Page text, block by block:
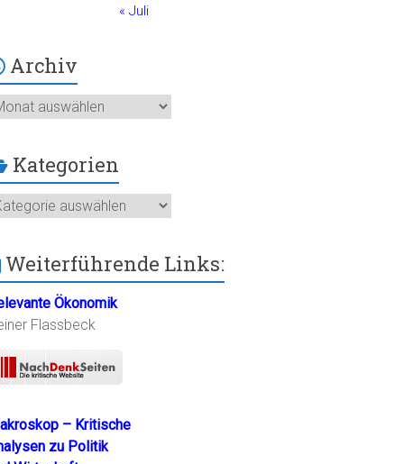
« Juli
Archiv
Kategorien
Weiterführende Links:
Ökonomik
Flassbeck
– Kritische
zu Politik